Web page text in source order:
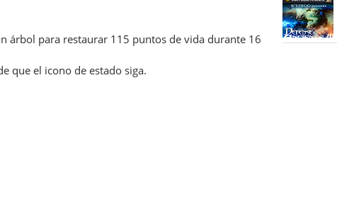
árbol para restaurar 115 puntos de vida durante 16
que el icono de estado siga.